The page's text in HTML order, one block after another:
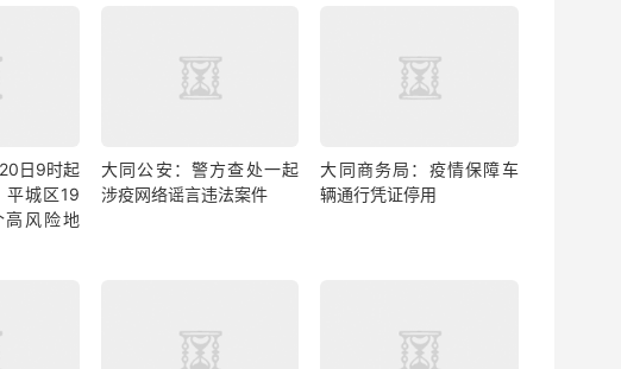
日9时起
平城区19
风险地
大同公安：警方查处一起
涉疫网络谣言违法案件
大同商务局：疫情保障车
辆通行凭证停用